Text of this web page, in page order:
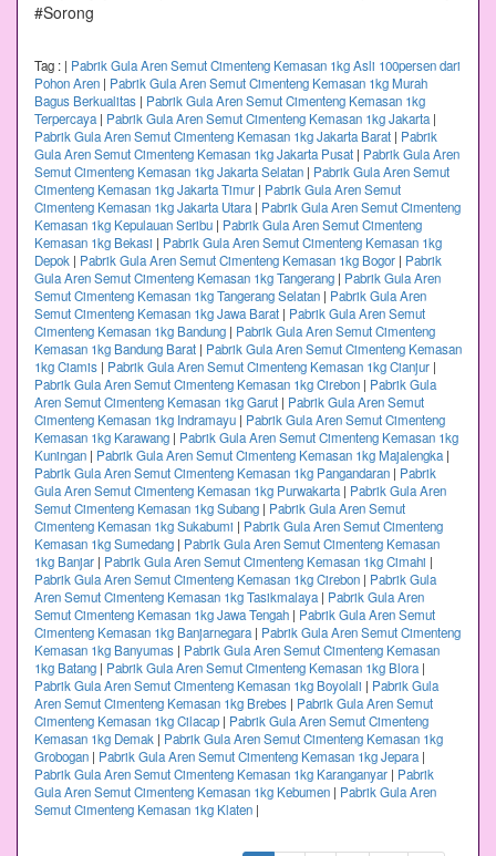
#Sorong
Tag : | Pabrik Gula Aren Semut Cimenteng Kemasan 1kg Asli 100persen dari
Pohon Aren | Pabrik Gula Aren Semut Cimenteng Kemasan 1kg Murah
Bagus Berkualitas | Pabrik Gula Aren Semut Cimenteng Kemasan 1kg
Terpercaya | Pabrik Gula Aren Semut Cimenteng Kemasan 1kg Jakarta |
Pabrik Gula Aren Semut Cimenteng Kemasan 1kg Jakarta Barat | Pabrik
Gula Aren Semut Cimenteng Kemasan 1kg Jakarta Pusat | Pabrik Gula Aren
Semut Cimenteng Kemasan 1kg Jakarta Selatan | Pabrik Gula Aren Semut
Cimenteng Kemasan 1kg Jakarta Timur | Pabrik Gula Aren Semut
Cimenteng Kemasan 1kg Jakarta Utara | Pabrik Gula Aren Semut Cimenteng
Kemasan 1kg Kepulauan Seribu | Pabrik Gula Aren Semut Cimenteng
Kemasan 1kg Bekasi | Pabrik Gula Aren Semut Cimenteng Kemasan 1kg
Depok | Pabrik Gula Aren Semut Cimenteng Kemasan 1kg Bogor | Pabrik
Gula Aren Semut Cimenteng Kemasan 1kg Tangerang | Pabrik Gula Aren
Semut Cimenteng Kemasan 1kg Tangerang Selatan | Pabrik Gula Aren
Semut Cimenteng Kemasan 1kg Jawa Barat | Pabrik Gula Aren Semut
Cimenteng Kemasan 1kg Bandung | Pabrik Gula Aren Semut Cimenteng
Kemasan 1kg Bandung Barat | Pabrik Gula Aren Semut Cimenteng Kemasan
1kg Ciamis | Pabrik Gula Aren Semut Cimenteng Kemasan 1kg Cianjur |
Pabrik Gula Aren Semut Cimenteng Kemasan 1kg Cirebon | Pabrik Gula
Aren Semut Cimenteng Kemasan 1kg Garut | Pabrik Gula Aren Semut
Cimenteng Kemasan 1kg Indramayu | Pabrik Gula Aren Semut Cimenteng
Kemasan 1kg Karawang | Pabrik Gula Aren Semut Cimenteng Kemasan 1kg
Kuningan | Pabrik Gula Aren Semut Cimenteng Kemasan 1kg Majalengka |
Pabrik Gula Aren Semut Cimenteng Kemasan 1kg Pangandaran | Pabrik
Gula Aren Semut Cimenteng Kemasan 1kg Purwakarta | Pabrik Gula Aren
Semut Cimenteng Kemasan 1kg Subang | Pabrik Gula Aren Semut
Cimenteng Kemasan 1kg Sukabumi | Pabrik Gula Aren Semut Cimenteng
Kemasan 1kg Sumedang | Pabrik Gula Aren Semut Cimenteng Kemasan
1kg Banjar | Pabrik Gula Aren Semut Cimenteng Kemasan 1kg Cimahi |
Pabrik Gula Aren Semut Cimenteng Kemasan 1kg Cirebon | Pabrik Gula
Aren Semut Cimenteng Kemasan 1kg Tasikmalaya | Pabrik Gula Aren
Semut Cimenteng Kemasan 1kg Jawa Tengah | Pabrik Gula Aren Semut
Cimenteng Kemasan 1kg Banjarnegara | Pabrik Gula Aren Semut Cimenteng
Kemasan 1kg Banyumas | Pabrik Gula Aren Semut Cimenteng Kemasan
1kg Batang | Pabrik Gula Aren Semut Cimenteng Kemasan 1kg Blora |
Pabrik Gula Aren Semut Cimenteng Kemasan 1kg Boyolali | Pabrik Gula
Aren Semut Cimenteng Kemasan 1kg Brebes | Pabrik Gula Aren Semut
Cimenteng Kemasan 1kg Cilacap | Pabrik Gula Aren Semut Cimenteng
Kemasan 1kg Demak | Pabrik Gula Aren Semut Cimenteng Kemasan 1kg
Grobogan | Pabrik Gula Aren Semut Cimenteng Kemasan 1kg Jepara |
Pabrik Gula Aren Semut Cimenteng Kemasan 1kg Karanganyar | Pabrik
Gula Aren Semut Cimenteng Kemasan 1kg Kebumen | Pabrik Gula Aren
Semut Cimenteng Kemasan 1kg Klaten |